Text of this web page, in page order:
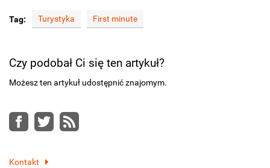
Tag: Turystyka First minute
Czy podobał Ci się ten artykuł?
Możesz ten artykuł udostępnić znajomym.
Facebook
Twitter
RSS
Kontakt